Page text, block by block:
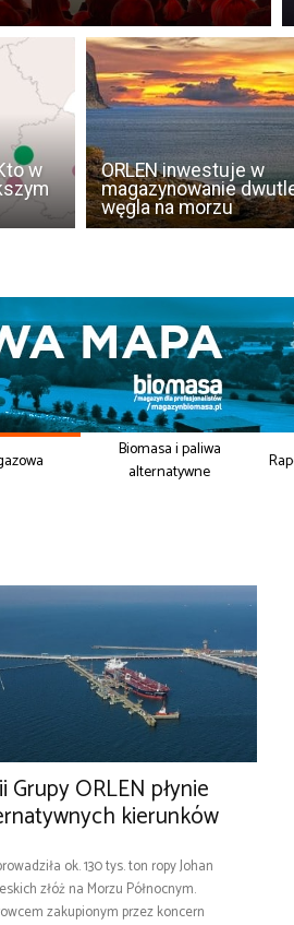
w
ORLEN inwestuje w
magazynowanie
węgla na morzu
Biomasa i paliwa
alternatywne
Grupy ORLEN płynie
kierunków
ok. 130 tys. ton ropy Johan
złóż na Morzu Północnym.
zakupionym przez koncern